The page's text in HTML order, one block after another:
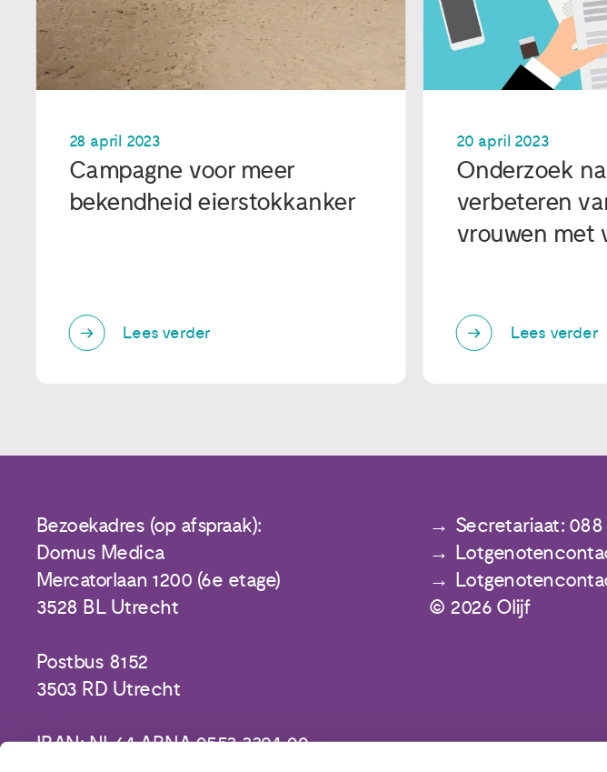
28 april 2023
Campagne voor meer
bekendheid eierstokkanker
Lees verder
20 april 2023
Onderzoek
verbeteren
vrouwen met
Lees verder
Bezoekadres (op afspraak):
Domus Medica
Mercatorlaan 1200 (6e etage)
3528 BL Utrecht
Postbus 8152
3503 RD Utrecht
IBAN: NL64 ABNA 0553 3394 00
Secretariaat:
© 2026 Olijf